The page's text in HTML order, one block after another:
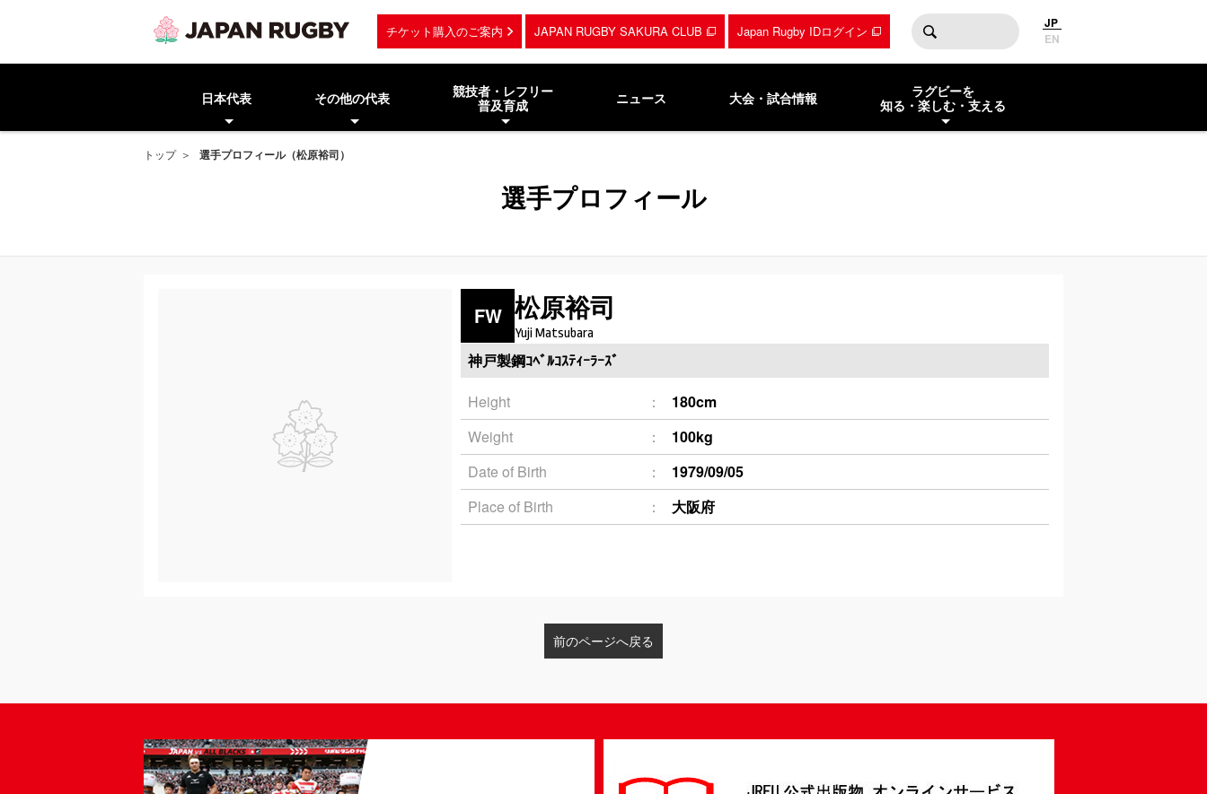
チケット購入のご案内 JAPAN RUGBY SAKURA CLUB Japan Rugby IDログイン
JP
EN
日本代表 その他の代表
競技者・レフリー
普及育成
ニュース 大会・試合情報
ラグビーを
知る・楽しむ・支える
トップ 選手プロフィール（松原裕司）
選手プロフィール
FW 松原裕司
Yuji Matsubara
神戸製鋼ｺﾍﾞﾙｺｽﾃｨｰﾗｰｽﾞ
Height
180cm
Weight
100kg
Date of Birth
1979/09/05
Place of Birth
大阪府
前のページへ戻る